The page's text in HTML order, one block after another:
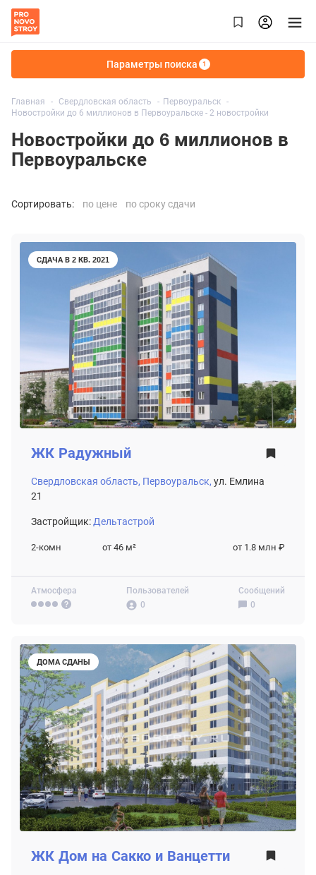
Параметры поиска 1
Главная Свердловская область
Первоуральск
Новостройки до 6 миллионов в Первоуральске - 2 новостройки
Новостройки до 6 миллионов в
Первоуральске
Сортировать: по цене по сроку сдачи
СДАЧА В 2 КВ. 2021
Атмосфера
Пользователей
0
Сообщений
0
ЖК Радужный
Свердловская область, Первоуральск, ул. Емлина
21
Застройщик:Дельтастрой
2-комн от 46 м² от 1.8 млн ₽
ДОМА СДАНЫ
ЖК Дом на Сакко и Ванцетти